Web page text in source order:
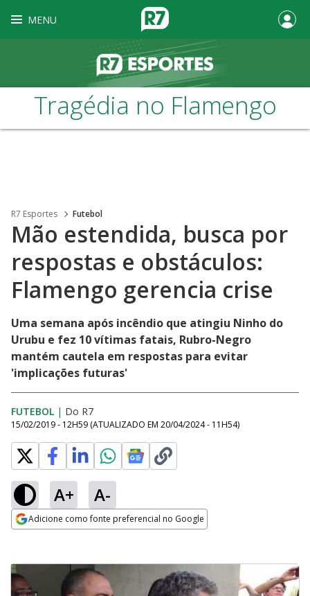
MENU
Tragédia no Flamengo
R7 Esportes Futebol
Mão estendida, busca por
respostas e obstáculos:
Flamengo gerencia crise
Uma semana após incêndio que atingiu Ninho do
Urubu e fez 10 vítimas fatais, Rubro-Negro
mantém cautela em respostas para evitar
'implicações futuras'
FUTEBOL | Do R7
15/02/2019 - 12H59 (ATUALIZADO EM 20/04/2024 - 11H54)
A+ A-
Adicione como fonte preferencial no Google